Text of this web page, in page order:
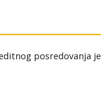
posredovanja je